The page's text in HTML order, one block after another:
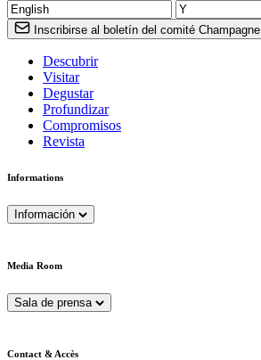
Inscribirse al boletín del comité Champagne
Descubrir
Visitar
Degustar
Profundizar
Compromisos
Revista
Informations
Información
Media Room
Sala de prensa
Contact & Accès